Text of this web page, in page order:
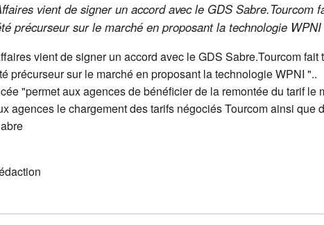
vient de signer un accord avec le GDS Sabre.Tourcom
précurseur sur le marché en proposant la technologie WPNI
vient de signer un accord avec le GDS Sabre.Tourcom
précurseur sur le marché en proposant la technologie WPNI "..
"permet aux agences de bénéficier de la remontée du tarif le
agences le chargement des tarifs négociés Tourcom ainsi que